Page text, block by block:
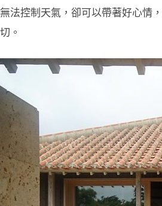
無法控制天氣，卻可以帶著好心情
切。